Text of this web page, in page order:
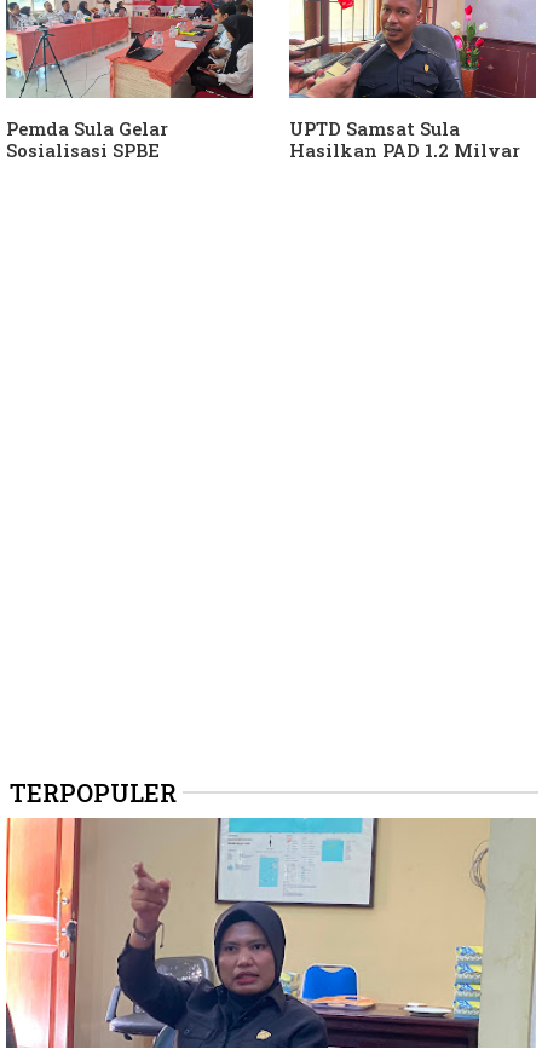
Pemda Sula Gelar
Sosialisasi SPBE
UPTD Samsat Sula
Hasilkan PAD 1,2 Milyar
TERPOPULER